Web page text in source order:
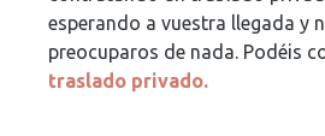
esperando a vuestra llegada y
preocuparos de nada. Podéis
traslado privado.